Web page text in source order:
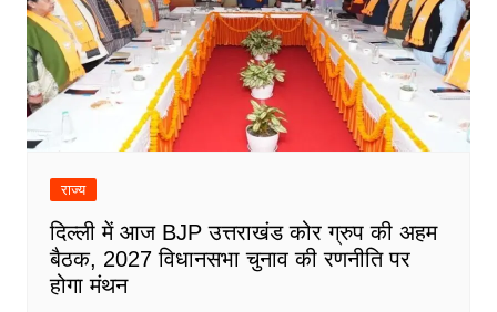
राज्य
दिल्ली में आज BJP उत्तराखंड कोर ग्रुप की अहम
बैठक, 2027 विधानसभा चुनाव की रणनीति पर
होगा मंथन